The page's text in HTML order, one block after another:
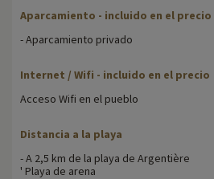
Aparcamiento - incluido en el precio
- Aparcamiento privado
Internet / Wifi - incluido en el precio
Acceso Wifi en el pueblo
Distancia a la playa
- A 2,5 km de la playa de Argentière
' Playa de arena